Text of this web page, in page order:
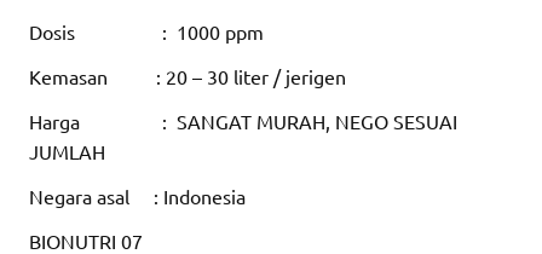
Dosis : 1000 ppm
Kemasan : 20 – 30 liter / jerigen
Harga : SANGAT MURAH, NEGO SESUAI
JUMLAH
Negara asal : Indonesia
BIONUTRI 07